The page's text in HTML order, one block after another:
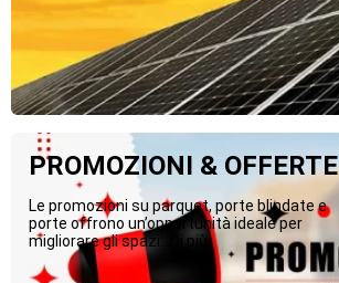
PROMOZIONI & OFFERTE
Le promozioni su parquet, porte blindate e
porte offrono un’opportunità ideale per
migliorare gli spazi...Di più